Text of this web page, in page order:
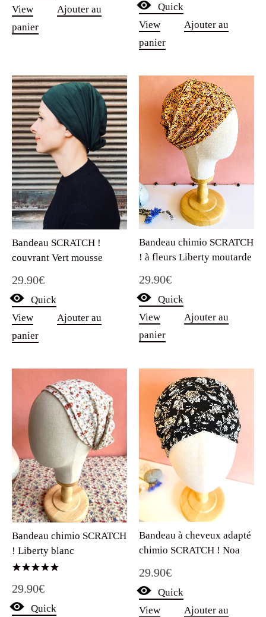
initial actuel
View
Ajouter au
panier
Quick
View
Ajouter au
panier
Bandeau SCRATCH !
couvrant Vert mousse
29.90€
Quick
View
Ajouter au
panier
Bandeau chimio SCRATCH
! à fleurs Liberty moutarde
29.90€
Quick
View
Ajouter au
panier
Bandeau chimio SCRATCH
! Liberty blanc
5.00
sur 5
29.90€
Quick
Bandeau à cheveux adapté
chimio SCRATCH ! Noa
29.90€
Quick
View
Ajouter au